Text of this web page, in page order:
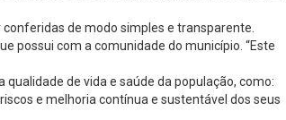
de modo simples e transparente.
possui com a comunidade do município. “Este
qualidade de vida e saúde da população, como:
e melhoria contínua e sustentável dos seus